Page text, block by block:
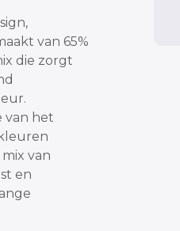
van 65%
die zorgt
van het
van
en